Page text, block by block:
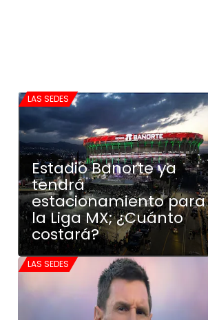
LAS SEDES
Estadio Banorte ya
tendrá
estacionamiento para
la Liga MX; ¿Cuánto
costará?
LAS SEDES